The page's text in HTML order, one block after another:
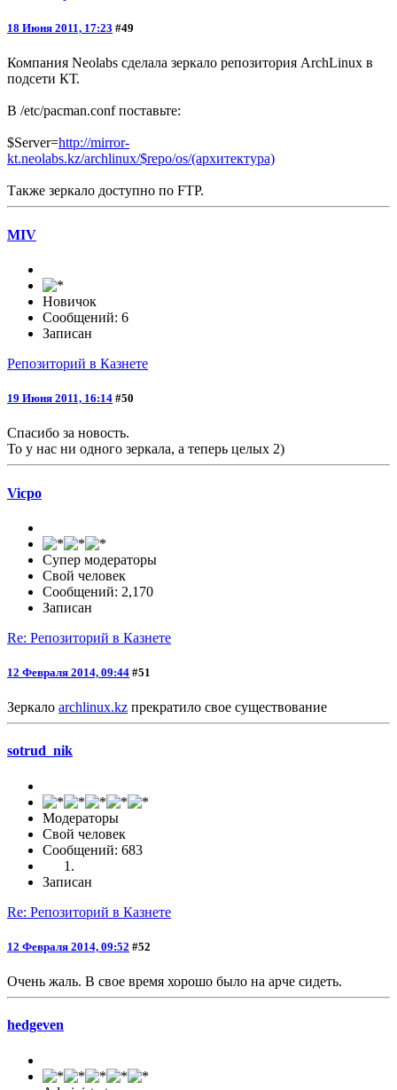
18 Июня 2011, 17:23 #49
Компания Neolabs сделала зеркало репозитория ArchLinux в
подсети КТ.
В /etc/pacman.conf поставьте:
$Server=http://mirror-
kt.neolabs.kz/archlinux/$repo/os/(архитектура)
Также зеркало доступно по FTP.
MIV
Новичок
Сообщений: 6
Записан
Репозиторий в Казнете
19 Июня 2011, 16:14 #50
Спасибо за новость.
То у нас ни одного зеркала, а теперь целых 2)
Vicpo
Супер модераторы
Свой человек
Сообщений: 2,170
Записан
Re: Репозиторий в Казнете
12 Февраля 2014, 09:44 #51
Зеркало archlinux.kz прекратило свое существование
sotrud_nik
Модераторы
Свой человек
Сообщений: 683
Записан
Re: Репозиторий в Казнете
12 Февраля 2014, 09:52 #52
Очень жаль. В свое время хорошо было на арче сидеть.
hedgeven